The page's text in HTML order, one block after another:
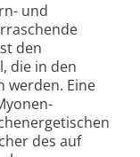
und
den
die in den
werden. Eine
des auf